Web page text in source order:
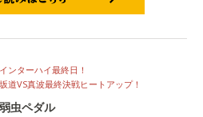
インターハイ最終日！
坂道VS真波最終決戦ヒートアップ！
弱虫ペダル